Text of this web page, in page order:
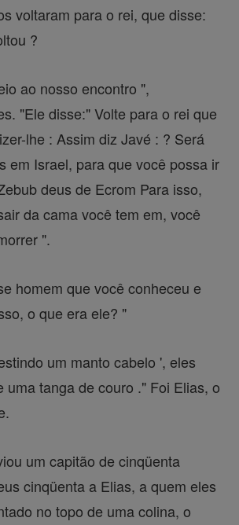
voltaram para o rei, que disse:
?
ao nosso encontro ",
"Ele disse:" Volte para o rei que
lhe : Assim diz Javé : ? Será
em Israel, para que você possa ir
deus de Ecrom Para isso,
da cama você tem em, você
".
homem que você conheceu e
o que era ele? "
um manto cabelo ', eles
uma tanga de couro ." Foi Elias, o
um capitão de cinqüenta
cinqüenta a Elias, a quem eles
no topo de uma colina, o